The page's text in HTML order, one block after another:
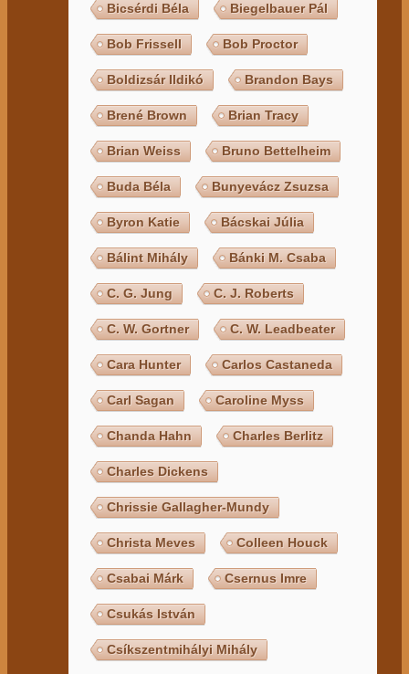
Bicsérdi Béla Biegelbauer Pál
Bob Frissell Bob Proctor
Boldizsár Ildikó Brandon Bays
Brené Brown Brian Tracy
Brian Weiss Bruno Bettelheim
Buda Béla Bunyevácz Zsuzsa
Byron Katie Bácskai Júlia
Bálint Mihály Bánki M. Csaba
C. G. Jung C. J. Roberts
C. W. Gortner C. W. Leadbeater
Cara Hunter Carlos Castaneda
Carl Sagan Caroline Myss
Chanda Hahn Charles Berlitz
Charles Dickens
Chrissie Gallagher-Mundy
Christa Meves Colleen Houck
Csabai Márk Csernus Imre
Csukás István
Csíkszentmihályi Mihály